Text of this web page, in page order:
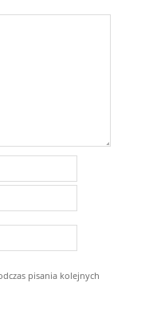
pisania kolejnych